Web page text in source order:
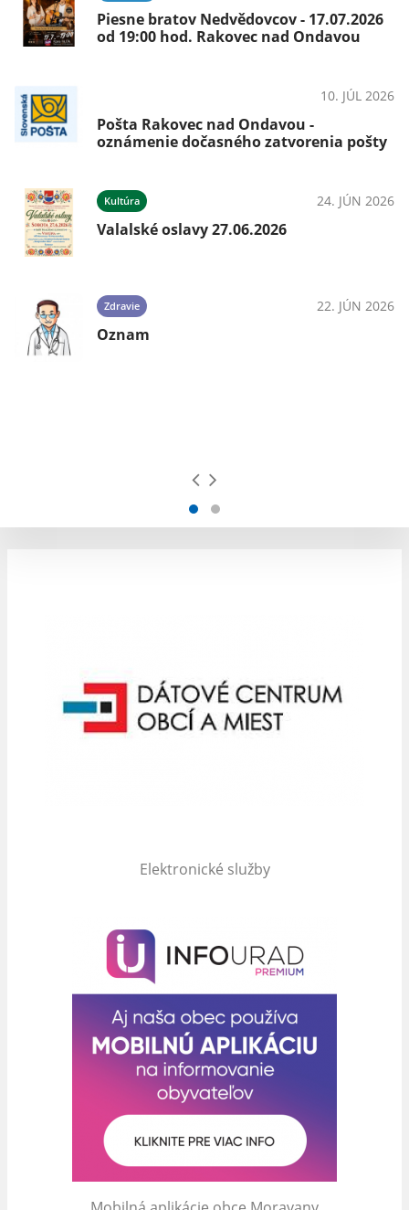
Piesne bratov Nedvědovcov - 17.07.2026
od 19:00 hod. Rakovec nad Ondavou
10. JÚL 2026
Pošta Rakovec nad Ondavou -
oznámenie dočasného zatvorenia pošty
Kultúra 24. JÚN 2026
Valalské oslavy 27.06.2026
Zdravie 22. JÚN 2026
Oznam
Elektronické služby